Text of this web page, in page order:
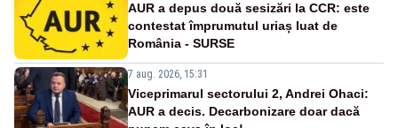
AUR a depus două sesizări la CCR: este
contestat împrumutul uriaș luat de
România - SURSE
7 aug. 2026, 15:31
Viceprimarul sectorului 2, Andrei Ohaci:
AUR a decis. Decarbonizare doar dacă